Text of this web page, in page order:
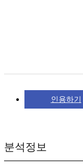
인용하기
분석정보